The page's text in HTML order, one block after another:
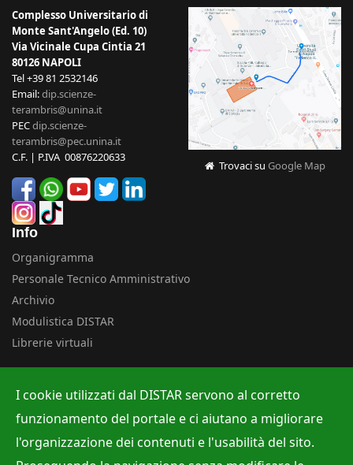
Complesso Universitario di
Monte Sant'Angelo (Ed. 10)
Via Vicinale Cupa Cintia 21
80126 NAPOLI
Tel +39 81 2532146
Email:dip.scienze-
terambris@unina.it
PECdip.scienze-
terambris@pec.unina.it
C.F. | P.IVA 00876220633
Trovaci su Google Map
Info
Organigramma
Personale Tecnico Amministrativo
Archivio
Modulistica DISTAR
Librerie virtuali
Ufficio Contabilità e Bilancio
Ufficio per la Ricerca
I cookie utilizzati dal DISTAR servono al corretto
funzionamento del portale e ci aiutano a migliorare
l'organizzazione dei contenuti e l'usabilità del sito.